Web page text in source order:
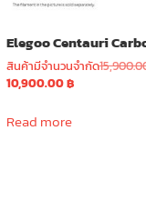
Elegoo Centauri
สินค้ามีจำนวนจำกัด
10,900.00฿Current
Read more